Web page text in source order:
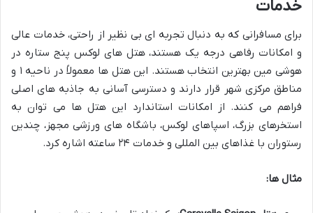
خدمات
برای مسافرانی که به دنبال تجربه ای بی نظیر از راحتی، خدمات عالی
و امکانات رفاهی درجه یک هستند، هتل های لوکس پنج ستاره در
هوشی مین بهترین انتخاب هستند. این هتل ها معمولاً در ناحیه ۱ و
مناطق مرکزی شهر قرار دارند و دسترسی آسانی به جاذبه های اصلی
فراهم می کنند. از امکانات استاندارد این هتل ها می توان به
استخرهای بزرگ، اسپاهای لوکس، باشگاه های ورزشی مجهز، چندین
رستوران با غذاهای بین المللی و خدمات ۲۴ ساعته اشاره کرد.
مثال ها: